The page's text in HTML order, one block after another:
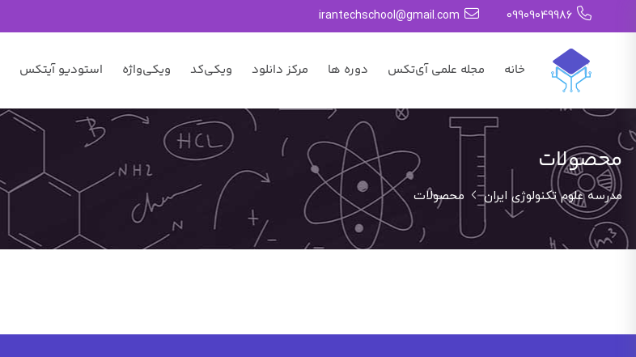
09909049986
irantechschool@gmail.com
خانه مجله علمی آی‌تکس دوره ها مرکز دانلود ویکی‌کد ویکی‌واژه استودیو آیتکس
محصولات
مدرسه علوم تکنولوژی ایران محصولات